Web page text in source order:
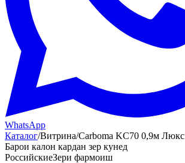
WhatsApp
Каталог/Витрина/Carboma KC70 0,9м Люкс
Барои калон кардан зер кунед
РоссийскиеЗери фармоиш